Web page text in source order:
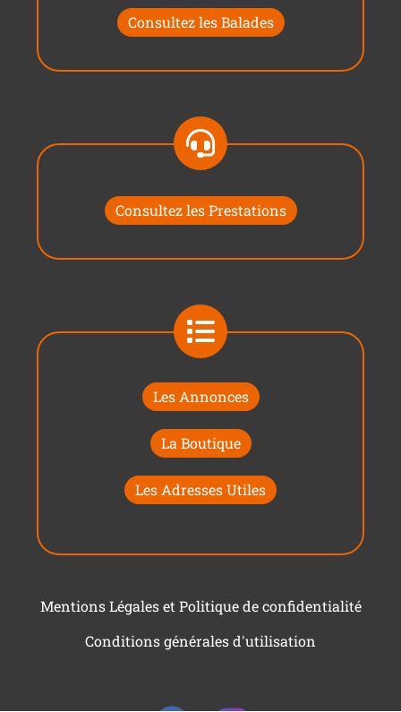
Consultez les Balades
Consultez les Prestations
Les Annonces
La Boutique
Les Adresses Utiles
Mentions Légales et Politique de confidentialité
Conditions générales d'utilisation